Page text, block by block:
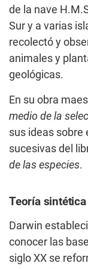
de la nave
Sur y a varias
recolectó y
animales y
geológicas.
En su obra
medio de la
sus ideas sobre
sucesivas del
de las especies.
Teoría
Darwin
conocer las
siglo XX se